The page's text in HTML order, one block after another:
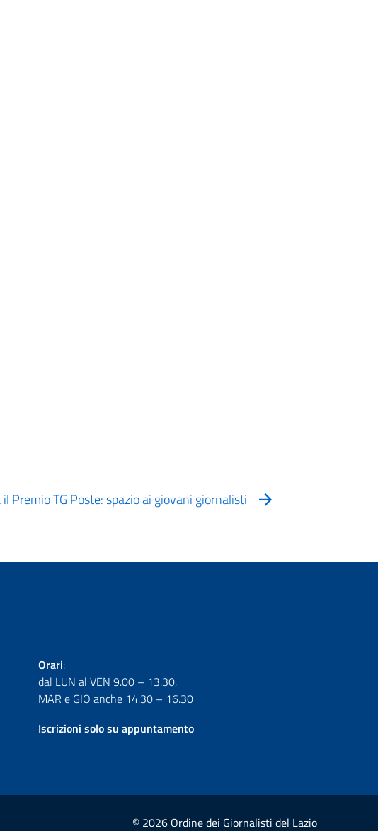
il Premio TG Poste: spazio ai giovani giornalisti
Orari:
dal LUN al VEN 9.00 – 13.30,
MAR e GIO anche 14.30 – 16.30
Iscrizioni solo su appuntamento
© 2026 Ordine dei Giornalisti del Lazio